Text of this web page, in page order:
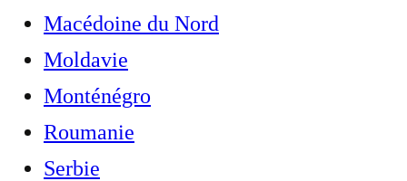
Macédoine du Nord
Moldavie
Monténégro
Roumanie
Serbie